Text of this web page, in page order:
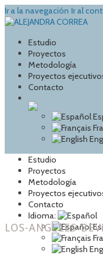
Ir a la navegación Ir al
Estudio
Proyectos
Metodología
Proyectos
Contacto
Estudio
Proyectos
Metodología
Proyectos
Contacto
Idioma:
LOS-ANGELES-